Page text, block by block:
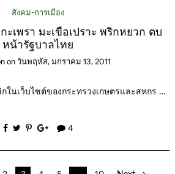
สังคม-การเมือง
ะเพรา มะเขือเปราะ พริกหยวก ตบ
หน้ารัฐบาลไทย
on วันพฤหัส, มกราคม 13, 2011
ในเว็บไซต์ของกระทรวงเกษตรและสหกร …
4